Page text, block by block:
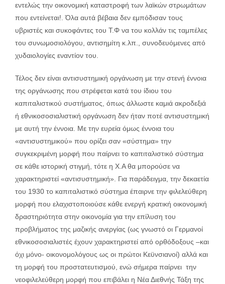
εντελώς την οικονομική καταστροφή των λαϊκών στρωμάτων
που εντείνεται!. Όλα αυτά βέβαια δεν εμπόδισαν τους
υβριστές και συκοφάντες του Τ.Φ να του κολλάν τις ταμπέλες
του συνωμοσιολόγου, αντισημίτη κ.λπ., συνοδευόμενες από
χυδαιολογίες εναντίον του.
Τέλος δεν είναι αντισυστημική οργάνωση με την στενή έννοια
της οργάνωσης που στρέφεται κατά του ίδιου του
καπιταλιστικού συστήματος, όπως άλλωστε καμιά ακροδεξιά
ή εθνικοσοσιαλιστική οργάνωση δεν ήταν ποτέ αντισυστημική
με αυτή την έννοια. Με την ευρεία όμως έννοια του
«αντισυστημικού» που ορίζει σαν «σύστημα» την
συγκεκριμένη μορφή που παίρνει το καπιταλιστικό σύστημα
σε κάθε ιστορική στιγμή, τότε η Χ.Α θα μπορούσε να
χαρακτηριστεί «αντισυστημική». Για παράδειγμα, την δεκαετία
του 1930 το καπιταλιστικό σύστημα έπαιρνε την φιλελεύθερη
μορφή που ελαχιστοποιούσε κάθε ενεργή κρατική οικονομική
δραστηριότητα στην οικονομία για την επίλυση του
προβλήματος της μαζικής ανεργίας (ως γνωστό οι Γερμανοί
εθνικοσοσιαλιστές έχουν χαρακτηριστεί από ορθόδοξους –και
όχι μόνο- οικονομολόγους ως οι πρώτοι Κεϋνσιανοί) αλλά και
τη μορφή του προστατευτισμού, ενώ σήμερα παίρνει την
νεοφιλελεύθερη μορφή που επιβάλει η Νέα Διεθνής Τάξη της